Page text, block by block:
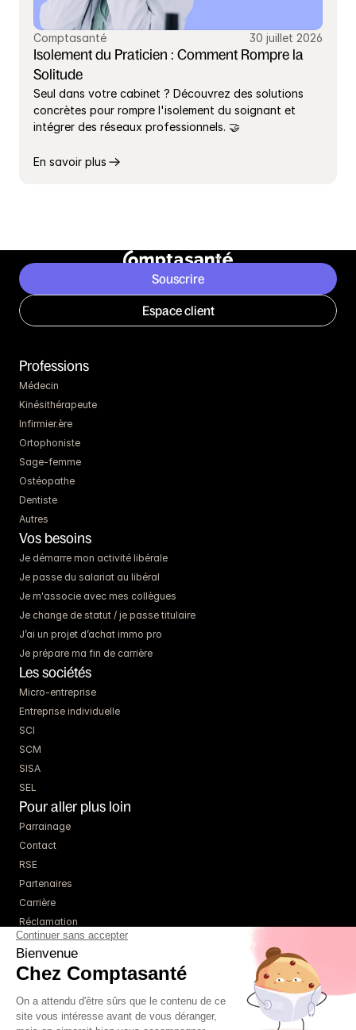
Comptasanté 30 juillet 2026
Isolement du Praticien : Comment Rompre la
Solitude
Seul dans votre cabinet ? Découvrez des solutions
concrètes pour rompre l'isolement du soignant et
intégrer des réseaux professionnels. 🤝
En savoir plus
Souscrire
Espace client
Professions
Médecin
Kinésithérapeute
Infirmier.ère
Ortophoniste
Sage-femme
Ostéopathe
Dentiste
Autres
Vos besoins
Je démarre mon activité libérale
Je passe du salariat au libéral
Je m'associe avec mes collègues
Je change de statut / je passe titulaire
J’ai un projet d’achat immo pro
Je prépare ma fin de carrière
Les sociétés
Micro-entreprise
Entreprise individuelle
SCI
SCM
SISA
SEL
Pour aller plus loin
Parrainage
Contact
RSE
Partenaires
Carrière
Réclamation
Ressources
Blog
Guides
Webinaires
Simulateurs